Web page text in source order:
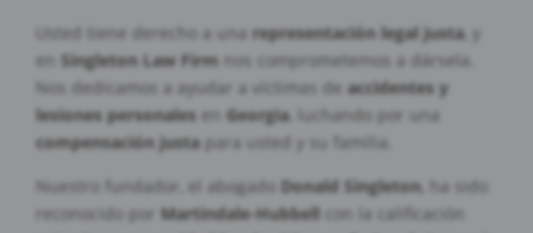
Usted tiene derecho a una representación legal justa, y
en Singleton Law Firm nos comprometemos a dársela.
Nos dedicamos a ayudar a víctimas de accidentes y
lesiones personales en Georgia, luchando por una
compensación justapara usted y su familia.
Nuestro fundador, el abogado Donald Singleton, ha sido
reconocido por Martindale-Hubbell con la calificación